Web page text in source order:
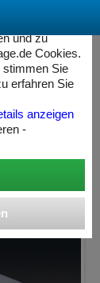
2-6-S
eichfähig
und zu
Cookies.
stimmen Sie
erfahren Sie
anzeigen
-